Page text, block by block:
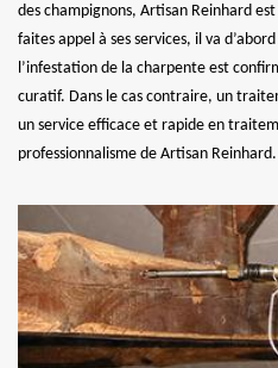
des champignons, Artisan Reinhard
faites appel à ses services, il va
l’infestation de la charpente est
curatif. Dans le cas contraire, un
un service efficace et rapide en
professionnalisme de Artisan Reinhard.